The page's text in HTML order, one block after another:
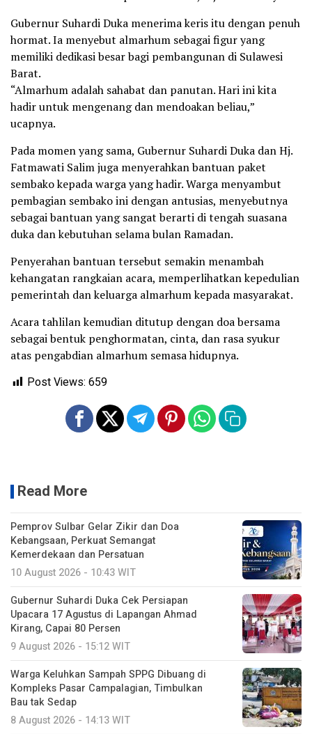
Gubernur Suhardi Duka menerima keris itu dengan penuh
hormat. Ia menyebut almarhum sebagai figur yang
memiliki dedikasi besar bagi pembangunan di Sulawesi
Barat.
“Almarhum adalah sahabat dan panutan. Hari ini kita
hadir untuk mengenang dan mendoakan beliau,”
ucapnya.
Pada momen yang sama, Gubernur Suhardi Duka dan Hj.
Fatmawati Salim juga menyerahkan bantuan paket
sembako kepada warga yang hadir. Warga menyambut
pembagian sembako ini dengan antusias, menyebutnya
sebagai bantuan yang sangat berarti di tengah suasana
duka dan kebutuhan selama bulan Ramadan.
Penyerahan bantuan tersebut semakin menambah
kehangatan rangkaian acara, memperlihatkan kepedulian
pemerintah dan keluarga almarhum kepada masyarakat.
Acara tahlilan kemudian ditutup dengan doa bersama
sebagai bentuk penghormatan, cinta, dan rasa syukur
atas pengabdian almarhum semasa hidupnya.
Post Views: 659
Read More
Pemprov Sulbar Gelar Zikir dan Doa
Kebangsaan, Perkuat Semangat
Kemerdekaan dan Persatuan
10 August 2026 - 10:43 WIT
Gubernur Suhardi Duka Cek Persiapan
Upacara 17 Agustus di Lapangan Ahmad
Kirang, Capai 80 Persen
9 August 2026 - 15:12 WIT
Warga Keluhkan Sampah SPPG Dibuang di
Kompleks Pasar Campalagian, Timbulkan
Bau tak Sedap
8 August 2026 - 14:13 WIT